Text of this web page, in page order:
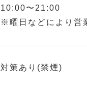
10:00〜21:00
※曜日などにより営
対策あり(禁煙)